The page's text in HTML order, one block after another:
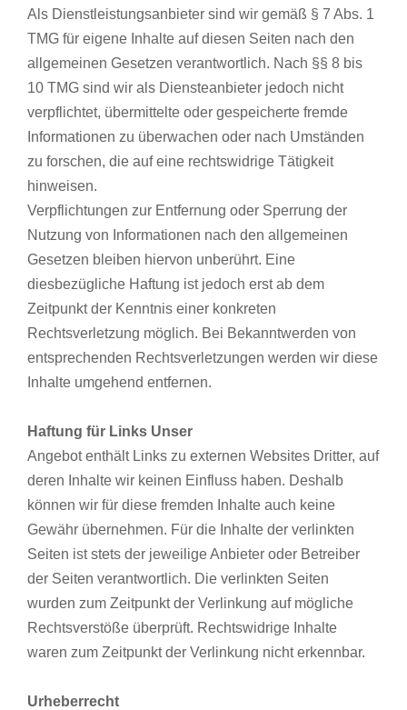
Als Dienstleistungsanbieter sind wir gemäß § 7 Abs. 1
TMG für eigene Inhalte auf diesen Seiten nach den
allgemeinen Gesetzen verantwortlich. Nach §§ 8 bis
10 TMG sind wir als Diensteanbieter jedoch nicht
verpflichtet, übermittelte oder gespeicherte fremde
Informationen zu überwachen oder nach Umständen
zu forschen, die auf eine rechtswidrige Tätigkeit
hinweisen.
Verpflichtungen zur Entfernung oder Sperrung der
Nutzung von Informationen nach den allgemeinen
Gesetzen bleiben hiervon unberührt. Eine
diesbezügliche Haftung ist jedoch erst ab dem
Zeitpunkt der Kenntnis einer konkreten
Rechtsverletzung möglich. Bei Bekanntwerden von
entsprechenden Rechtsverletzungen werden wir diese
Inhalte umgehend entfernen.
Haftung für Links Unser
Angebot enthält Links zu externen Websites Dritter, auf
deren Inhalte wir keinen Einfluss haben. Deshalb
können wir für diese fremden Inhalte auch keine
Gewähr übernehmen. Für die Inhalte der verlinkten
Seiten ist stets der jeweilige Anbieter oder Betreiber
der Seiten verantwortlich. Die verlinkten Seiten
wurden zum Zeitpunkt der Verlinkung auf mögliche
Rechtsverstöße überprüft. Rechtswidrige Inhalte
waren zum Zeitpunkt der Verlinkung nicht erkennbar.
Urheberrecht